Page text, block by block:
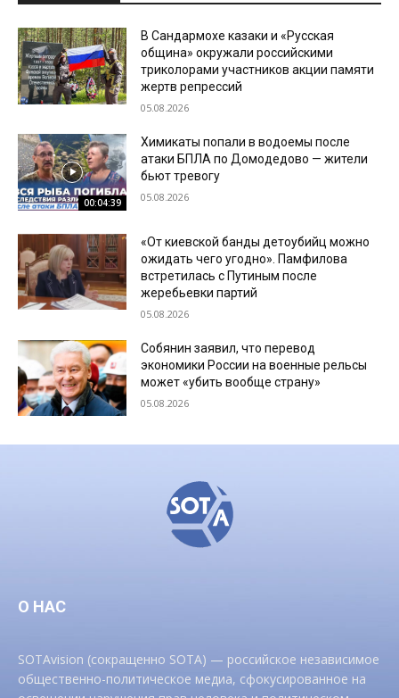
В Сандармохе казаки и «Русская
община» окружали российскими
триколорами участников акции памяти
жертв репрессий
05.08.2026
00:04:39
Химикаты попали в водоемы после
атаки БПЛА по Домодедово — жители
бьют тревогу
05.08.2026
«От киевской банды детоубийц можно
ожидать чего угодно». Памфилова
встретилась с Путиным после
жеребьевки партий
05.08.2026
Собянин заявил, что перевод
экономики России на военные рельсы
может «убить вообще страну»
05.08.2026
О НАС
SOTAvision (сокращенно SOTA) — российское независимое
общественно-политическое медиа, сфокусированное на